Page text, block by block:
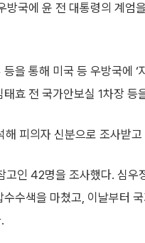
국에 윤 전 대통령의 계엄
을 통해 미국 등 우방국에 ‘
효 전 국가안보실 1차장 등
피의자 신분으로 조사받고
인 42명을 조사했다. 심
수색을 마쳤고, 이날부터